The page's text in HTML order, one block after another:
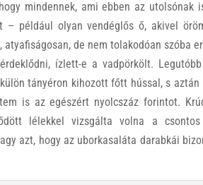
mindennek, ami ebben az utolsónak
– például olyan vendéglős ő, akivel
atyafiságosan, de nem tolakodóan szóba
ízlett-e a vadpörkölt.
tányéron kihozott főtt hússal, s
is az egészért nyolcszáz forintot.
lélekkel vizsgálta volna a
azt, hogy az uborkasaláta darabkái